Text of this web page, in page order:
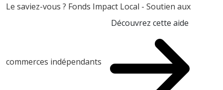
Le saviez-vous ? Fonds Impact Local - Soutien aux
commerces indépendants
Découvrez cette aide